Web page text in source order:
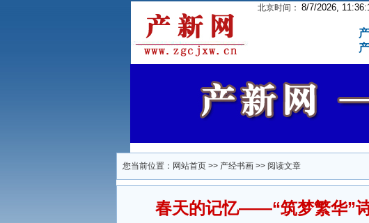
北京时间： 8/7/2026,
您当前位置： 网站首页>> 产经书画>> 阅读文章
春天的记忆——“筑梦繁华”